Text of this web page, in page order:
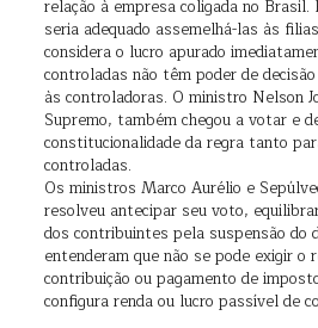
relação à empresa coligada no Brasil.
seria adequado assemelhá-las às
considera o lucro apurado
controladas não têm poder de
às controladoras. O ministro Nelson
Supremo, também chegou a votar e
constitucionalidade da regra tanto
controladas.
Os ministros Marco Aurélio e
resolveu antecipar seu voto,
dos contribuintes pela suspensão do
entenderam que não se pode exigir o
contribuição ou pagamento de
configura renda ou lucro passível de